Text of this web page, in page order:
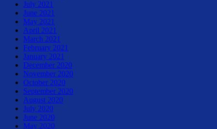
July 2021
June 2021
May 2021
April 2021
March 2021
February 2021
January 2021
December 2020
November 2020
October 2020
September 2020
August 2020
July 2020
June 2020
May 2020